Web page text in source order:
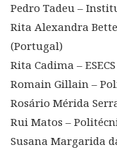
Pedro Tadeu –
Rita Alexandra
(Portugal)
Rita Cadima –
Romain Gillain –
Rosário Mérida
Rui Matos –
Susana Margarida